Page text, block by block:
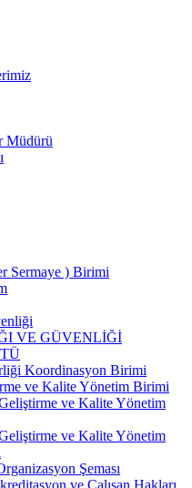
Müdürü
Sermaye ) Birimi
VE GÜVENLİĞİ
Koordinasyon Birimi
ve Kalite Yönetim Birimi
ve Kalite Yönetim
ve Kalite Yönetim
Şeması
ve Çalışan Hakları